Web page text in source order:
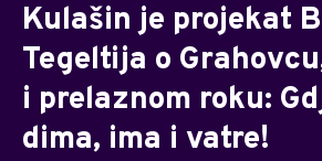
Kulašin je projekat
Tegeltija o
i prelaznom roku:
dima, ima i vatre!